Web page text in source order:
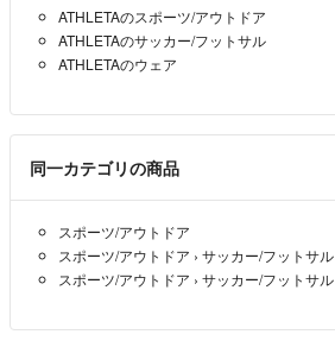
ATHLETAのスポーツ/アウトドア
ATHLETAのサッカー/フットサル
ATHLETAのウェア
同一カテゴリの商品
スポーツ/アウトドア
スポーツ/アウトドア › サッカー/フットサル
スポーツ/アウトドア › サッカー/フットサル